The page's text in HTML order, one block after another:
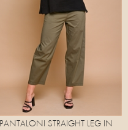
PANTALONI STRAIGHT LEG IN